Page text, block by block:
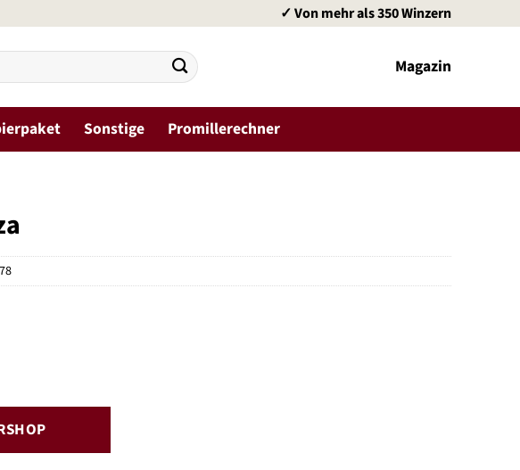
✓ Von mehr als 350 Winzern
Magazin
Sonstige Promillerechner